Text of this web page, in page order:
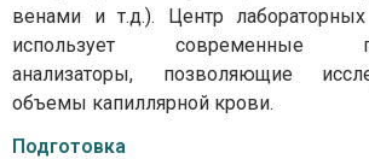
венами и т.д.). Центр
использует современные
анализаторы, позволяющие
объемы капиллярной крови.
Подготовка